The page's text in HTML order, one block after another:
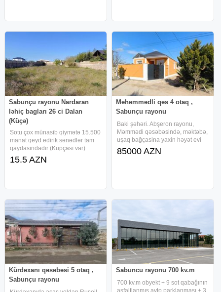
Sabunçu rayonu Nardaran
ləhiç bagları 26 ci Dalan
(Küçə)
Sotu çox münasib qiymətə 15.500
manat qeyd edirik sənədlər tam
qaydasındadır (Kupçası var)
Sabunçu rayonu Nardaran ləhiç
bagları Seabreeze massivində
mesafede
15.5 AZN
Məhəmmədli qəs 4 otaq ,
Sabunçu rayonu
Baki şəhəri. Abşeron rayonu,
Məmmədi qəsəbəsində, məktəbə,
uşaq bağçasina yaxin həyət evi
satilir. Ev 1.5 sot torpaq sahəsində
inşa olub. Ümumi sahəsi 120 kv. 4
85000 AZN
Kürdəxanı qəsəbəsi 5 otaq ,
Sabunçu rayonu
Sabuncu rayonu 700 kv.m
700 kv.m obyekt + 9 sot qabağının
asfaltlanmış avto parklanması + 3